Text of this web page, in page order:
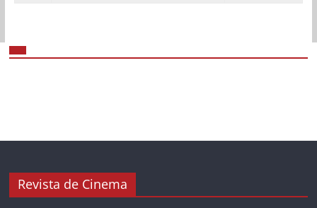
Revista de Cinema